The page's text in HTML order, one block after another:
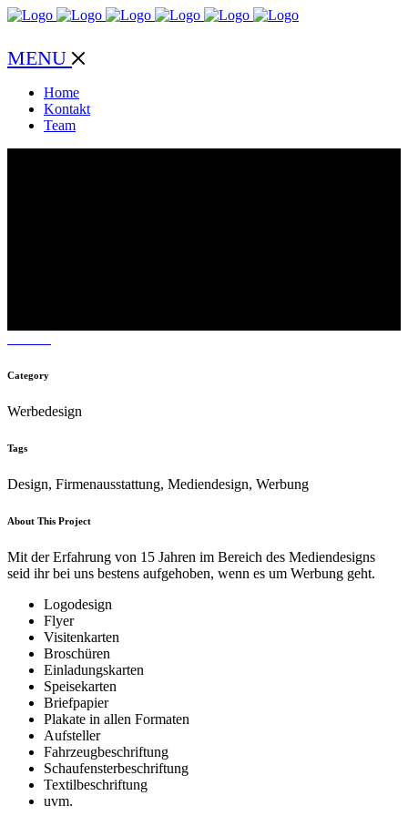
MENU
Home
Kontakt
Team
Category
Werbedesign
Tags
Design, Firmenausstattung, Mediendesign, Werbung
About This Project
Mit der Erfahrung von 15 Jahren im Bereich des Mediendesigns
seid ihr bei uns bestens aufgehoben, wenn es um Werbung geht.
Logodesign
Flyer
Visitenkarten
Broschüren
Einladungskarten
Speisekarten
Briefpapier
Plakate in allen Formaten
Aufsteller
Fahrzeugbeschriftung
Schaufensterbeschriftung
Textilbeschriftung
uvm.